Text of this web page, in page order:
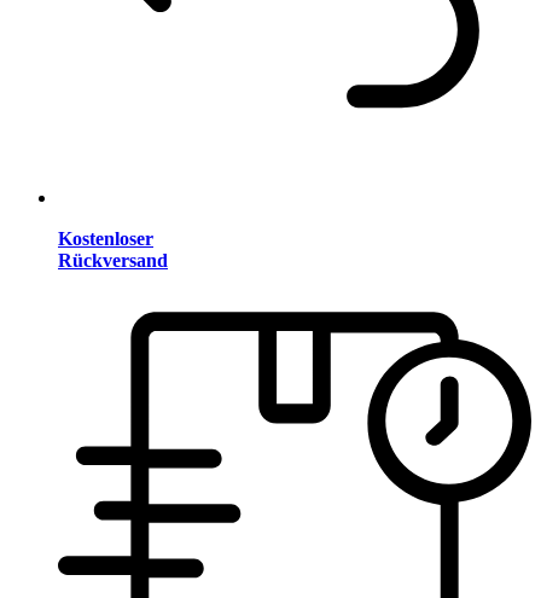
Kostenloser
Rückversand